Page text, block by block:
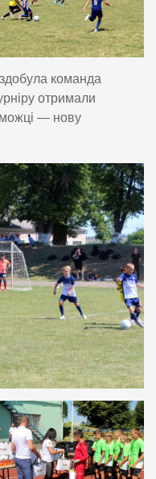
команда
отримали
— нову